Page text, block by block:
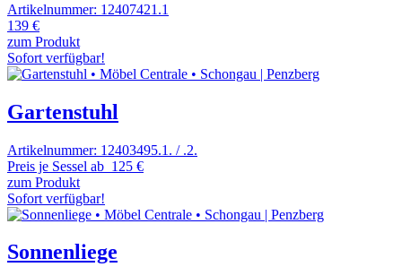
Artikelnummer: 12407421.1
139 €
zum Produkt
Sofort verfügbar!
Gartenstuhl
Artikelnummer: 12403495.1. / .2.
Preis je Sessel ab 125 €
zum Produkt
Sofort verfügbar!
Sonnenliege